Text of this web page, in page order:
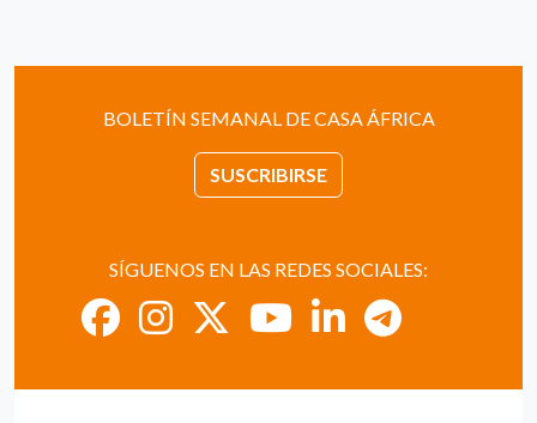
BOLETÍN SEMANAL DE CASA ÁFRICA
SUSCRIBIRSE
SÍGUENOS EN LAS REDES SOCIALES: